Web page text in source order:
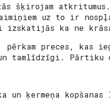
šķirojam
uz to ir
izskatijās ka ne
pērkam preces, kas
tamlīdzīgi. Pārtiku
un ķermeņa